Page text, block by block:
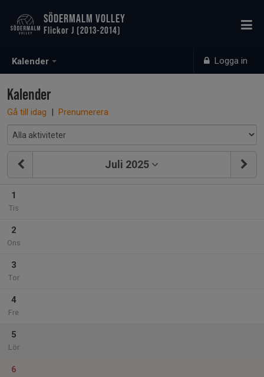
Kalender Logga in
SÖDERMALM VOLLEY
Flickor J (2013-2014)
Kalender
Gå till idag | Prenumerera
Juli 2025
1
Tis
2
Ons
3
Tor
4
Fre
5
Lör
6